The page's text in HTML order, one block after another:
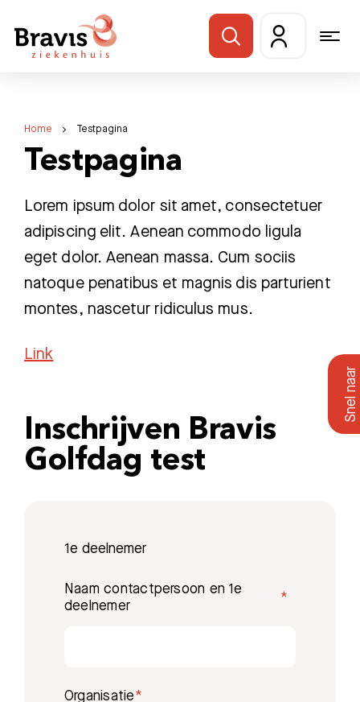
Home Testpagina
Testpagina
Lorem ipsum dolor sit amet, consectetuer
adipiscing elit. Aenean commodo ligula
eget dolor. Aenean massa. Cum sociis
natoque penatibus et magnis dis parturient
montes, nascetur ridiculus mus.
Link
Inschrijven Bravis
Golfdag test
1e deelnemer
Naam contactpersoon en 1e
deelnemer
Organisatie